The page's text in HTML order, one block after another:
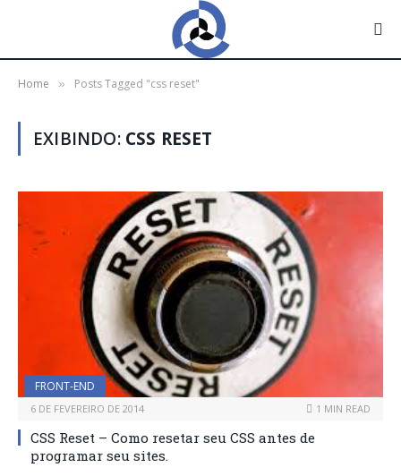
Home » Posts Tagged "css reset"
EXIBINDO: CSS RESET
FRONT-END
6 DE FEVEREIRO DE 2014 1 MIN READ
CSS Reset – Como resetar seu CSS antes de
programar seu sites.